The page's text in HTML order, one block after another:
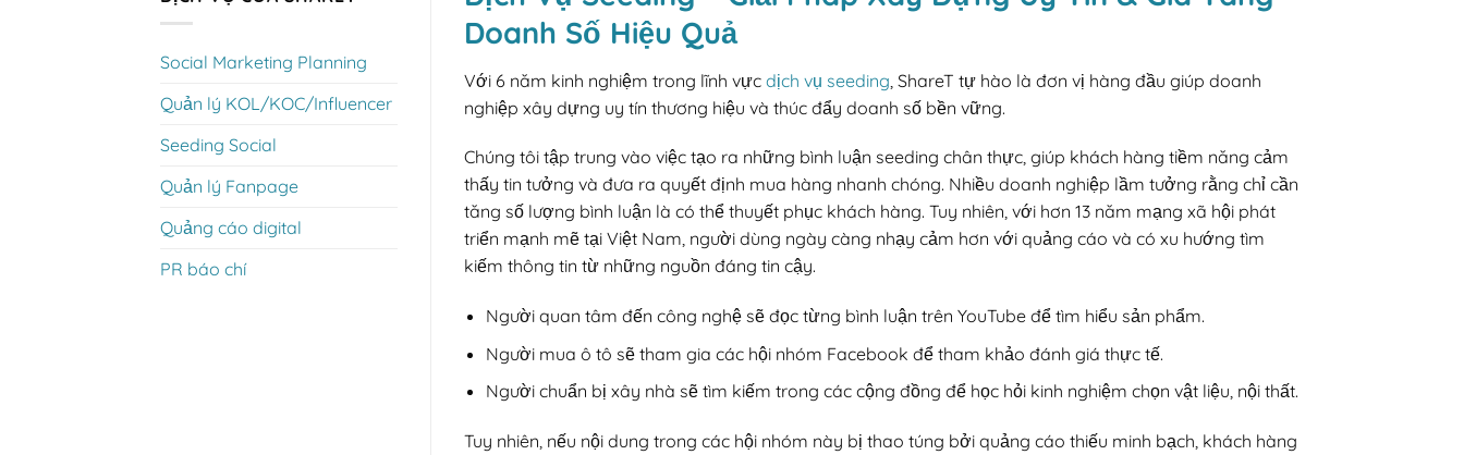
Social Marketing Planning
Quản lý KOL/KOC/Influencer
Seeding Social
Quản lý Fanpage
Quảng cáo digital
PR báo chí
Doanh Số Hiệu Quả
Với 6 năm kinh nghiệm trong lĩnh vực dịch vụ seeding , ShareT tự hào là đơn vị hàng đầu giúp doanh
nghiệp xây dựng uy tín thương hiệu và thúc đẩy doanh số bền vững.
Chúng tôi tập trung vào việc tạo ra những bình luận seeding chân thực, giúp khách hàng tiềm năng cảm
thấy tin tưởng và đưa ra quyết định mua hàng nhanh chóng. Nhiều doanh nghiệp lầm tưởng rằng chỉ cần
tăng số lượng bình luận là có thể thuyết phục khách hàng. Tuy nhiên, với hơn 13 năm mạng xã hội phát
triển mạnh mẽ tại Việt Nam, người dùng ngày càng nhạy cảm hơn với quảng cáo và có xu hướng tìm
kiếm thông tin từ những nguồn đáng tin cậy.
Người quan tâm đến công nghệ sẽ đọc từng bình luận trên YouTube để tìm hiểu sản phẩm.
Người mua ô tô sẽ tham gia các hội nhóm Facebook để tham khảo đánh giá thực tế.
Người chuẩn bị xây nhà sẽ tìm kiếm trong các cộng đồng để học hỏi kinh nghiệm chọn vật liệu, nội thất.
Tuy nhiên, nếu nội dung trong các hội nhóm này bị thao túng bởi quảng cáo thiếu minh bạch, khách hàng